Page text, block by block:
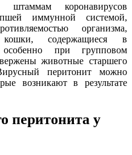
коронавирусов
иммунной системой,
организма,
кошки, содержащиеся в
особенно при групповом
животные старшего
перитонит можно
возникают в результате
перитонита у